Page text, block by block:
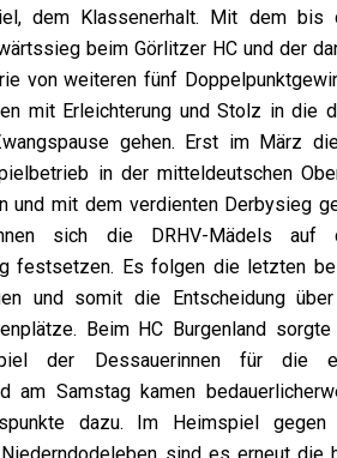
dem Klassenerhalt. Mit dem bis
beim Görlitzer HC und der
von weiteren fünf
mit Erleichterung und Stolz in die
gehen. Erst im März
in der mitteldeutschen
und mit dem verdienten Derbysieg
sich die DRHV-Mädels auf
festsetzen. Es folgen die letzten
und somit die Entscheidung
Beim HC Burgenland
der Dessauerinnen für die
am Samstag kamen
dazu. Im Heimspiel gegen